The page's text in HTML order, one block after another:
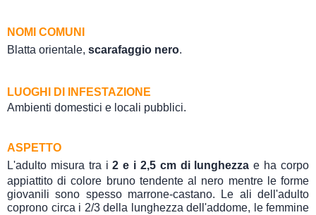
NOMI COMUNI
Blatta orientale, scarafaggio nero.
LUOGHI DI INFESTAZIONE
Ambienti domestici e locali pubblici.
ASPETTO
L'adulto misura tra i2 e i 2,5 cm di lunghezzae ha corpo
appiattito di colore bruno tendente al nero mentre le forme
giovanili sono spesso marrone-castano. Le ali dell'adulto
coprono circa i 2/3 della lunghezza dell'addome, le femmine